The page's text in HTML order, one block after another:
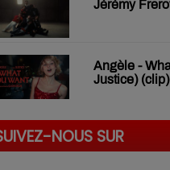
Jérémy
Angèle -
Justice) (clip)
NOUS SUR